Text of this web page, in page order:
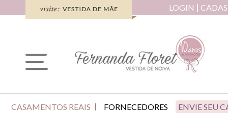
LOGIN
CASAMENTOS REAIS FORNECEDORES ENVIE SEU